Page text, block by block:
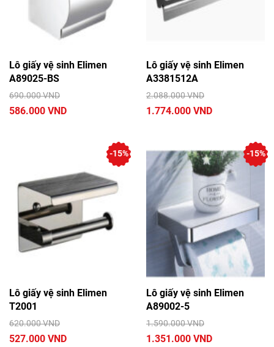
Lô giấy vệ sinh Elimen
A89025-BS
690.000 VND
586.000 VND
Lô giấy vệ sinh Elimen
A3381512A
2.088.000 VND
1.774.000 VND
Lô giấy vệ sinh Elimen
T2001
620.000 VND
527.000 VND
-15%
Lô giấy vệ sinh Elimen
A89002-5
1.590.000 VND
1.351.000 VND
-15%